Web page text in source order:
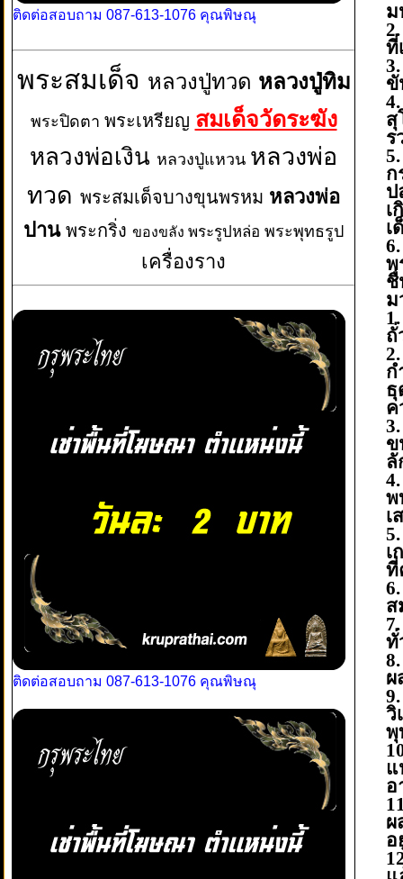
ติดต่อสอบถาม 087-613-1076 คุณพิษณุ
พระสมเด็จ หลวงปู่ทวด หลวงปู่ทิม
พระปิดตา พระเหรียญ สมเด็จวัดระฆัง
หลวงพ่อเงิน หลวงปู่แหวน หลวงพ่อ
ทวด พระสมเด็จบางขุนพรหม หลวงพ่อ
ปาน พระกริ่ง ของขลัง พระรูปหล่อ พระพุทธรูป
เครื่องราง
ติดต่อสอบถาม 087-613-1076 คุณพิษณุ
ม
ที่
ขั
สุ
ร
ก
ป
เ
เ
พ
ชื่
ม
ถั่
ก
ธุ
ค
ข
ลั
พ
เ
เ
ที่
ส
ทั่
ผ
วิ
พุ
แ
อ
ผ
อ